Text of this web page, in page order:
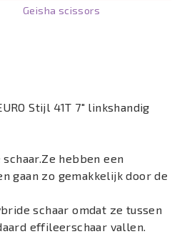
Stijl 41T 7" linkshandig
hebben een
gaan zo gemakkelijk door de
schaar omdat ze tussen
effileerschaar vallen.
Geisha scissors